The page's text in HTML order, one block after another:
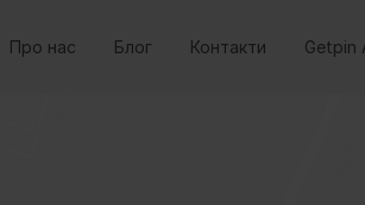
Про нас Блог Контакти Getpin